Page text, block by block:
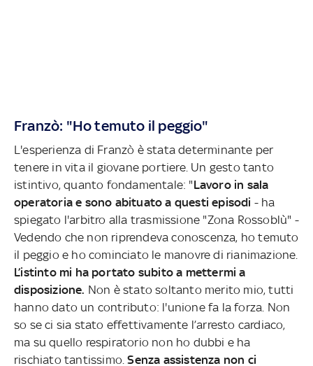
Franzò: "Ho temuto il peggio"
L'esperienza di Franzò è stata determinante per
tenere in vita il giovane portiere. Un gesto tanto
istintivo, quanto fondamentale: "Lavoro in sala
operatoria e sono abituato a questi episodi - ha
spiegato l'arbitro alla trasmissione "Zona Rossoblù" -
Vedendo che non riprendeva conoscenza, ho temuto
il peggio e ho cominciato le manovre di rianimazione.
L’istinto mi ha portato subito a mettermi a
disposizione. Non è stato soltanto merito mio, tutti
hanno dato un contributo: l'unione fa la forza. Non
so se ci sia stato effettivamente l’arresto cardiaco,
ma su quello respiratorio non ho dubbi e ha
rischiato tantissimo.Senza assistenza non ci